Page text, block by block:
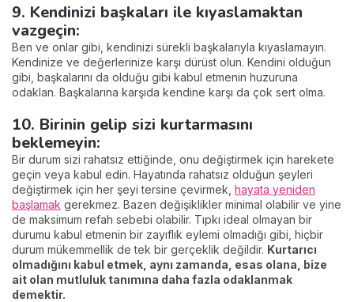
9. Kendinizi başkaları ile kıyaslamaktan
vazgeçin:
Ben ve onlar gibi, kendinizi sürekli başkalarıyla kıyaslamayın.
Kendinize ve değerlerinize karşı dürüst olun. Kendini olduğun
gibi, başkalarını da olduğu gibi kabul etmenin huzuruna
odaklan. Başkalarına karşıda kendine karşı da çok sert olma.
10. Birinin gelip sizi kurtarmasını
beklemeyin:
Bir durum sizi rahatsız ettiğinde, onu değiştirmek için harekete
geçin veya kabul edin. Hayatında rahatsız olduğun şeyleri
değiştirmek için her şeyi tersine çevirmek, hayata yeniden
başlamak gerekmez. Bazen değişiklikler minimal olabilir ve yine
de maksimum refah sebebi olabilir. Tıpkı ideal olmayan bir
durumu kabul etmenin bir zayıflık eylemi olmadığı gibi, hiçbir
durum mükemmellik de tek bir gerçeklik değildir. Kurtarıcı
olmadığını kabul etmek, aynı zamanda, esas olana, bize
ait olan mutluluk tanımına daha fazla odaklanmak
demektir.